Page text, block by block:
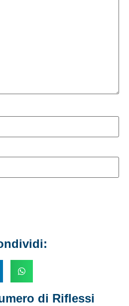
di Riflessi